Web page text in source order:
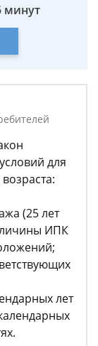
минут
для
(25 лет
ИПК
лет